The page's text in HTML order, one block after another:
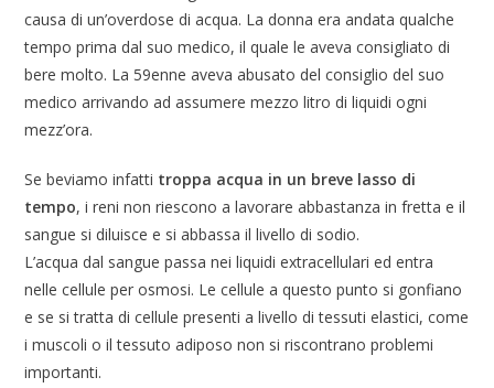
causa di un’overdose di acqua. La donna era andata qualche
tempo prima dal suo medico, il quale le aveva consigliato di
bere molto. La 59enne aveva abusato del consiglio del suo
medico arrivando ad assumere mezzo litro di liquidi ogni
mezz’ora.
Se beviamo infatti troppa acqua in un breve lasso di
tempo, i reni non riescono a lavorare abbastanza in fretta e il
sangue si diluisce e si abbassa il livello di sodio.
L’acqua dal sangue passa nei liquidi extracellulari ed entra
nelle cellule per osmosi. Le cellule a questo punto si gonfiano
e se si tratta di cellule presenti a livello di tessuti elastici, come
i muscoli o il tessuto adiposo non si riscontrano problemi
importanti.